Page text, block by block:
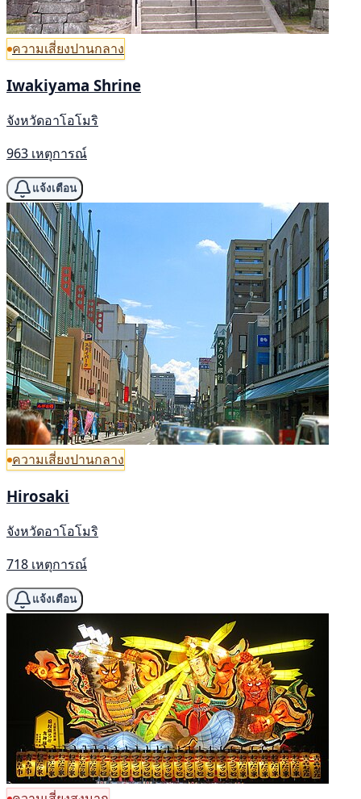
ความเสี่ยงปานกลาง
Iwakiyama Shrine
จังหวัดอาโอโมริ
963 เหตุการณ์
แจ้งเตือน
ความเสี่ยงปานกลาง
Hirosaki
จังหวัดอาโอโมริ
718 เหตุการณ์
แจ้งเตือน